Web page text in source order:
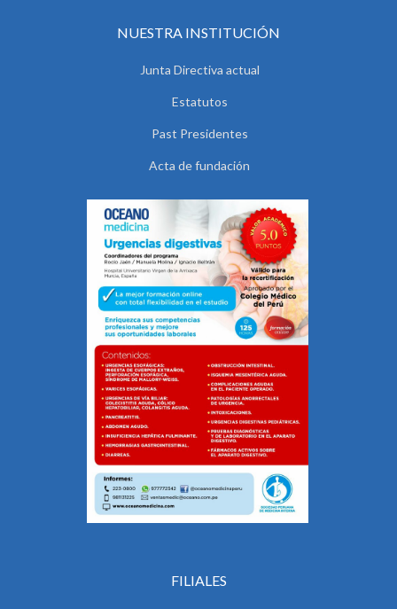
NUESTRA INSTITUCIÓN
Junta Directiva actual
Estatutos
Past Presidentes
Acta de fundación
FILIALES